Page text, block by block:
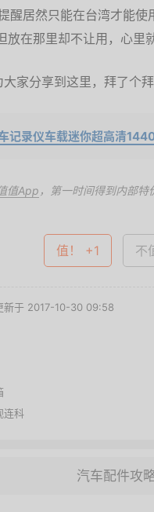
醒居然只能在台湾才能
放在那里却不让用，心里
家分享到这里，拜了个
记录仪车载迷你超高清
值App ，第一时间得到内部特
值！ +1 不
新于 2017-10-30 09:58
连科
汽车配件攻